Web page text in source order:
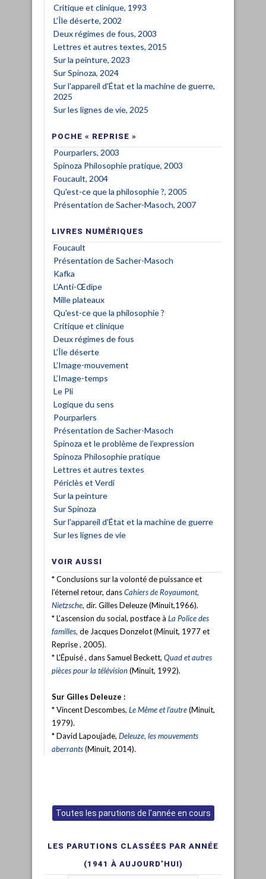
Critique et clinique, 1993
L’Île déserte, 2002
Deux régimes de fous, 2003
Lettres et autres textes, 2015
Sur la peinture, 2023
Sur Spinoza, 2024
Sur l'appareil d'État et la machine de guerre,
2025
Sur les lignes de vie, 2025
POCHE « REPRISE »
Pourparlers, 2003
Spinoza Philosophie pratique, 2003
Foucault, 2004
Qu'est-ce que la philosophie ?, 2005
Présentation de Sacher-Masoch, 2007
LIVRES NUMÉRIQUES
Foucault
Présentation de Sacher-Masoch
Kafka
L’Anti-Œdipe
Mille plateaux
Qu'est-ce que la philosophie ?
Critique et clinique
Deux régimes de fous
L’Île déserte
L’Image-mouvement
L’Image-temps
Le Pli
Logique du sens
Pourparlers
Présentation de Sacher-Masoch
Spinoza et le problème de l’expression
Spinoza Philosophie pratique
Lettres et autres textes
Périclès et Verdi
Sur la peinture
Sur Spinoza
Sur l'appareil d'État et la machine de guerre
Sur les lignes de vie
VOIR AUSSI
* Conclusions sur la volonté de puissance et
l’éternel retour, dansCahiers de Royaumont,
Nietzsche, dir. Gilles Deleuze (Minuit,1966).
* L’ascension du social, postface à La Police des
familles, de Jacques Donzelot (Minuit, 1977 et
Reprise , 2005).
* L’Épuisé , dans Samuel Beckett, Quad et autres
pièces pour la télévision(Minuit, 1992).
Sur Gilles Deleuze :
* Vincent Descombes, Le Même et l’autre(Minuit,
1979).
* David Lapoujade, Deleuze, les mouvements
aberrants(Minuit, 2014).
Toutes les parutions de l'année en cours
LES PARUTIONS CLASSÉES PAR ANNÉE
(1941 À AUJOURD’HUI)